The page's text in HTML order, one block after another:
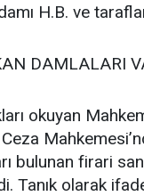
H.B. ve
DAMLALARI
okuyan
bulunan firari
Tanık olarak